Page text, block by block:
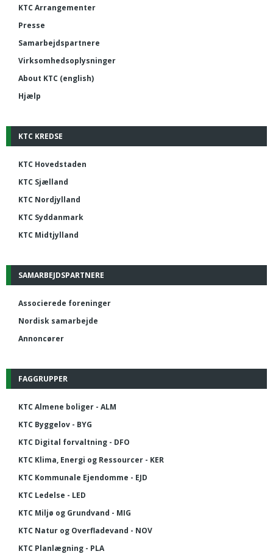
KTC Arrangementer
Presse
Samarbejdspartnere
Virksomhedsoplysninger
About KTC (english)
Hjælp
KTC KREDSE
KTC Hovedstaden
KTC Sjælland
KTC Nordjylland
KTC Syddanmark
KTC Midtjylland
SAMARBEJDSPARTNERE
Associerede foreninger
Nordisk samarbejde
Annoncører
FAGGRUPPER
KTC Almene boliger - ALM
KTC Byggelov - BYG
KTC Digital forvaltning - DFO
KTC Klima, Energi og Ressourcer - KER
KTC Kommunale Ejendomme - EJD
KTC Ledelse - LED
KTC Miljø og Grundvand - MIG
KTC Natur og Overfladevand - NOV
KTC Planlægning - PLA